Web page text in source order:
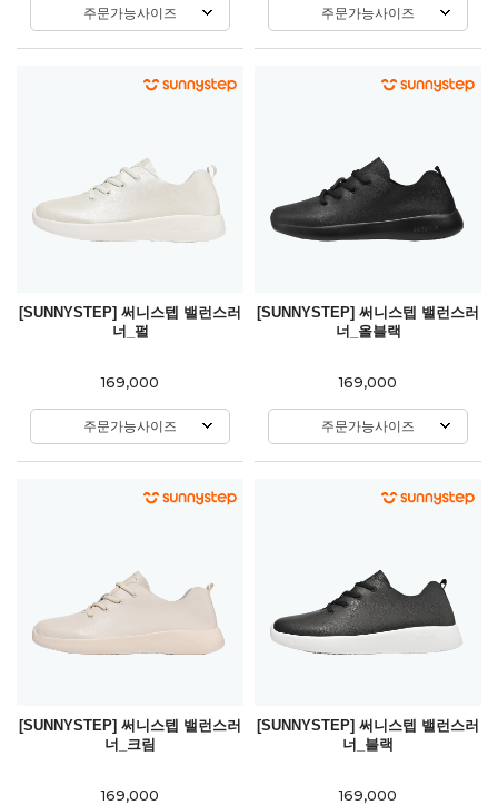
주문가능사이즈 주문가능사이즈
[SUNNYSTEP] 써니스텝 밸런스러
너_펄
169,000
주문가능사이즈
[SUNNYSTEP] 써니스텝 밸런스러
너_올블랙
169,000
주문가능사이즈
[SUNNYSTEP] 써니스텝 밸런스러
너_크림
169,000
[SUNNYSTEP] 써니스텝 밸런스러
너_블랙
169,000